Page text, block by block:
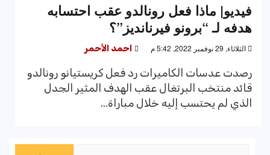
فيديو| ماذا فعل رونالدو عقب احتسابه
هدفه لـ “برونو فيرنانديز”؟
الثلاثاء, 29 نوفمبر 2022, 5:42 م احمد الأحمر
رصدت عدسات الكاميرات رد فعل كريستيانو رونالدو
قائد منتخب البرتغال عقب الهدف المثير الجدل
الذي لم يحتسب إليه خلال مباراة...